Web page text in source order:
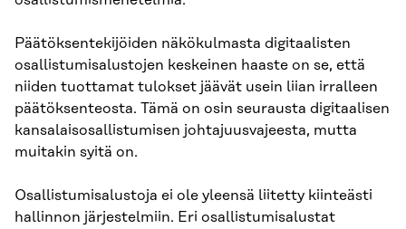
Päätöksentekijöiden näkökulmasta digitaalisten
osallistumisalustojen keskeinen haaste on se, että
niiden tuottamat tulokset jäävät usein liian irralleen
päätöksenteosta. Tämä on osin seurausta digitaalisen
kansalaisosallistumisen johtajuusvajeesta, mutta
muitakin syitä on.
Osallistumisalustoja ei ole yleensä liitetty kiinteästi
hallinnon järjestelmiin. Eri osallistumisalustat